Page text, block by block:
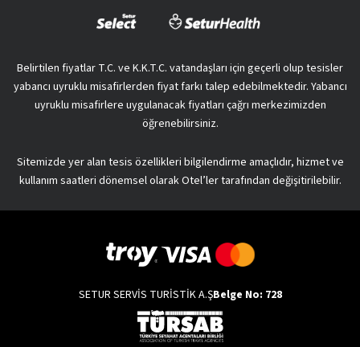
Belirtilen fiyatlar T.C. ve K.K.T.C. vatandaşları için geçerli olup tesisler
yabancı uyruklu misafirlerden fiyat farkı talep edebilmektedir. Yabancı
uyruklu misafirlere uygulanacak fiyatları çağrı merkezimizden
öğrenebilirsiniz.
Sitemizde yer alan tesis özellikleri bilgilendirme amaçlıdır, hizmet ve
kullanım saatleri dönemsel olarak Otel’ler tarafından değişitirilebilir.
SETUR SERVİS TURİSTİK A.ŞBelge No: 728